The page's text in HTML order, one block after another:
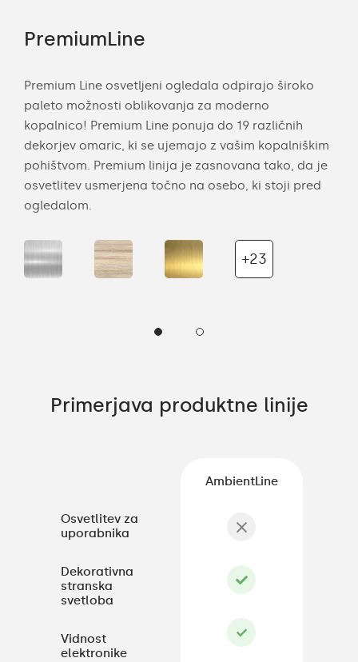
PremiumLine
Premium Line osvetljeni ogledala odpirajo široko
paleto možnosti oblikovanja za moderno
kopalnico! Premium Line ponuja do 19 različnih
dekorjev omaric, ki se ujemajo z vašim kopalniškim
pohištvom. Premium linija je zasnovana tako, da je
osvetlitev usmerjena točno na osebo, ki stoji pred
ogledalom.
+23
Primerjava produktne linije
Osvetlitev za
uporabnika
Dekorativna
stranska
svetloba
Vidnost
elektronike
AmbientLine